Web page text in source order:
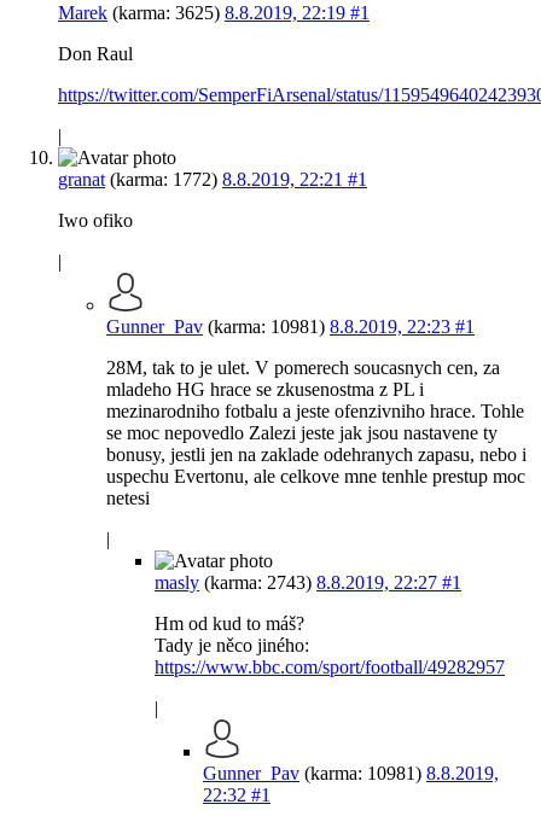
Marek (karma: 3625) 8.8.2019, 22:19 #1
Don Raul
https://twitter.com/SemperFiArsenal/status/
|
granat (karma: 1772) 8.8.2019, 22:21 #1
Iwo ofiko
|
Gunner_Pav (karma: 10981) 8.8.2019, 22:23 #1
28M, tak to je ulet. V pomerech soucasnych cen, za
mladeho HG hrace se zkusenostma z PL i
mezinarodniho fotbalu a jeste ofenzivniho hrace. Tohle
se moc nepovedlo Zalezi jeste jak jsou nastavene ty
bonusy, jestli jen na zaklade odehranych zapasu, nebo i
uspechu Evertonu, ale celkove mne tenhle prestup moc
netesi
|
masly (karma: 2743) 8.8.2019, 22:27 #1
Hm od kud to máš?
Tady je něco jiného:
https://www.bbc.com/sport/football/49282957
|
Gunner_Pav (karma: 10981) 8.8.2019,
22:32 #1